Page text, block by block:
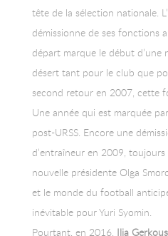
tête de la sélection nationale.
démissionne de ses fonctions
départ marque le début d’une
désert tant pour le club que
second retour en 2007, cette
Une année qui est marquée
post-URSS. Encore une
d’entraîneur en 2009, toujours
nouvelle présidente Olga
et le monde du football
inévitable pour Yuri Syomin.
Pourtant, en 2016, Ilia Gerkous